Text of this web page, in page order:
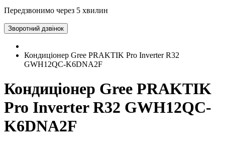
Передзвонимо через 5 хвилин
Зворотний дзвінок
Кондиціонер Gree PRAKTIK Pro Inverter R32
GWH12QC-K6DNA2F
Кондиціонер Gree PRAKTIK
Pro Inverter R32 GWH12QC-
K6DNA2F